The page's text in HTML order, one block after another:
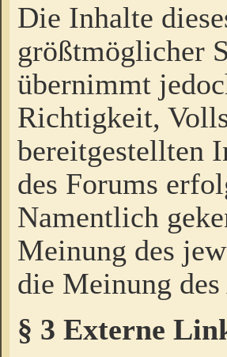
Die Inhalte
größtmöglicher
übernimmt
Richtigkeit,
bereitgestellten
des Forums
Namentlich
Meinung des
die Meinung
§ 3 Externe